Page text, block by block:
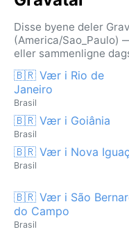
Disse byene deler
(America/Sao_Paulo)
eller sammenligne
🇧🇷 Vær i Rio de
Janeiro
Brasil
🇧🇷 Vær i Goiânia
Brasil
🇧🇷 Vær i Nova
Brasil
🇧🇷 Vær i São
do Campo
Brasil